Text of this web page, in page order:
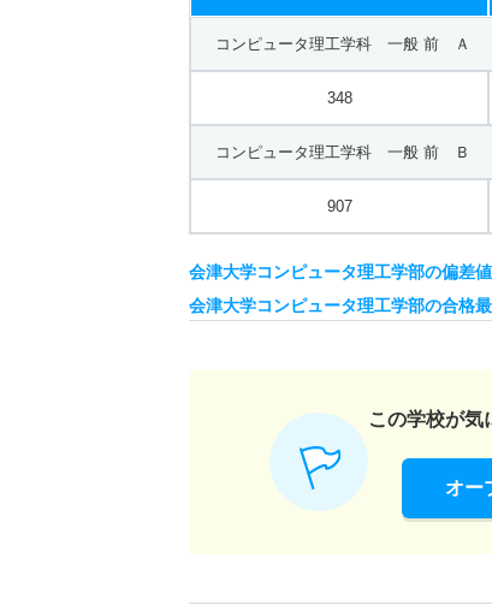
コンピュータ理工学科 一般 前 Ａ
348
コンピュータ理工学科 一般 前 Ｂ
907
会津大学コンピュータ理工学部の偏差
会津大学コンピュータ理工学部の合格
この学校が気
オー